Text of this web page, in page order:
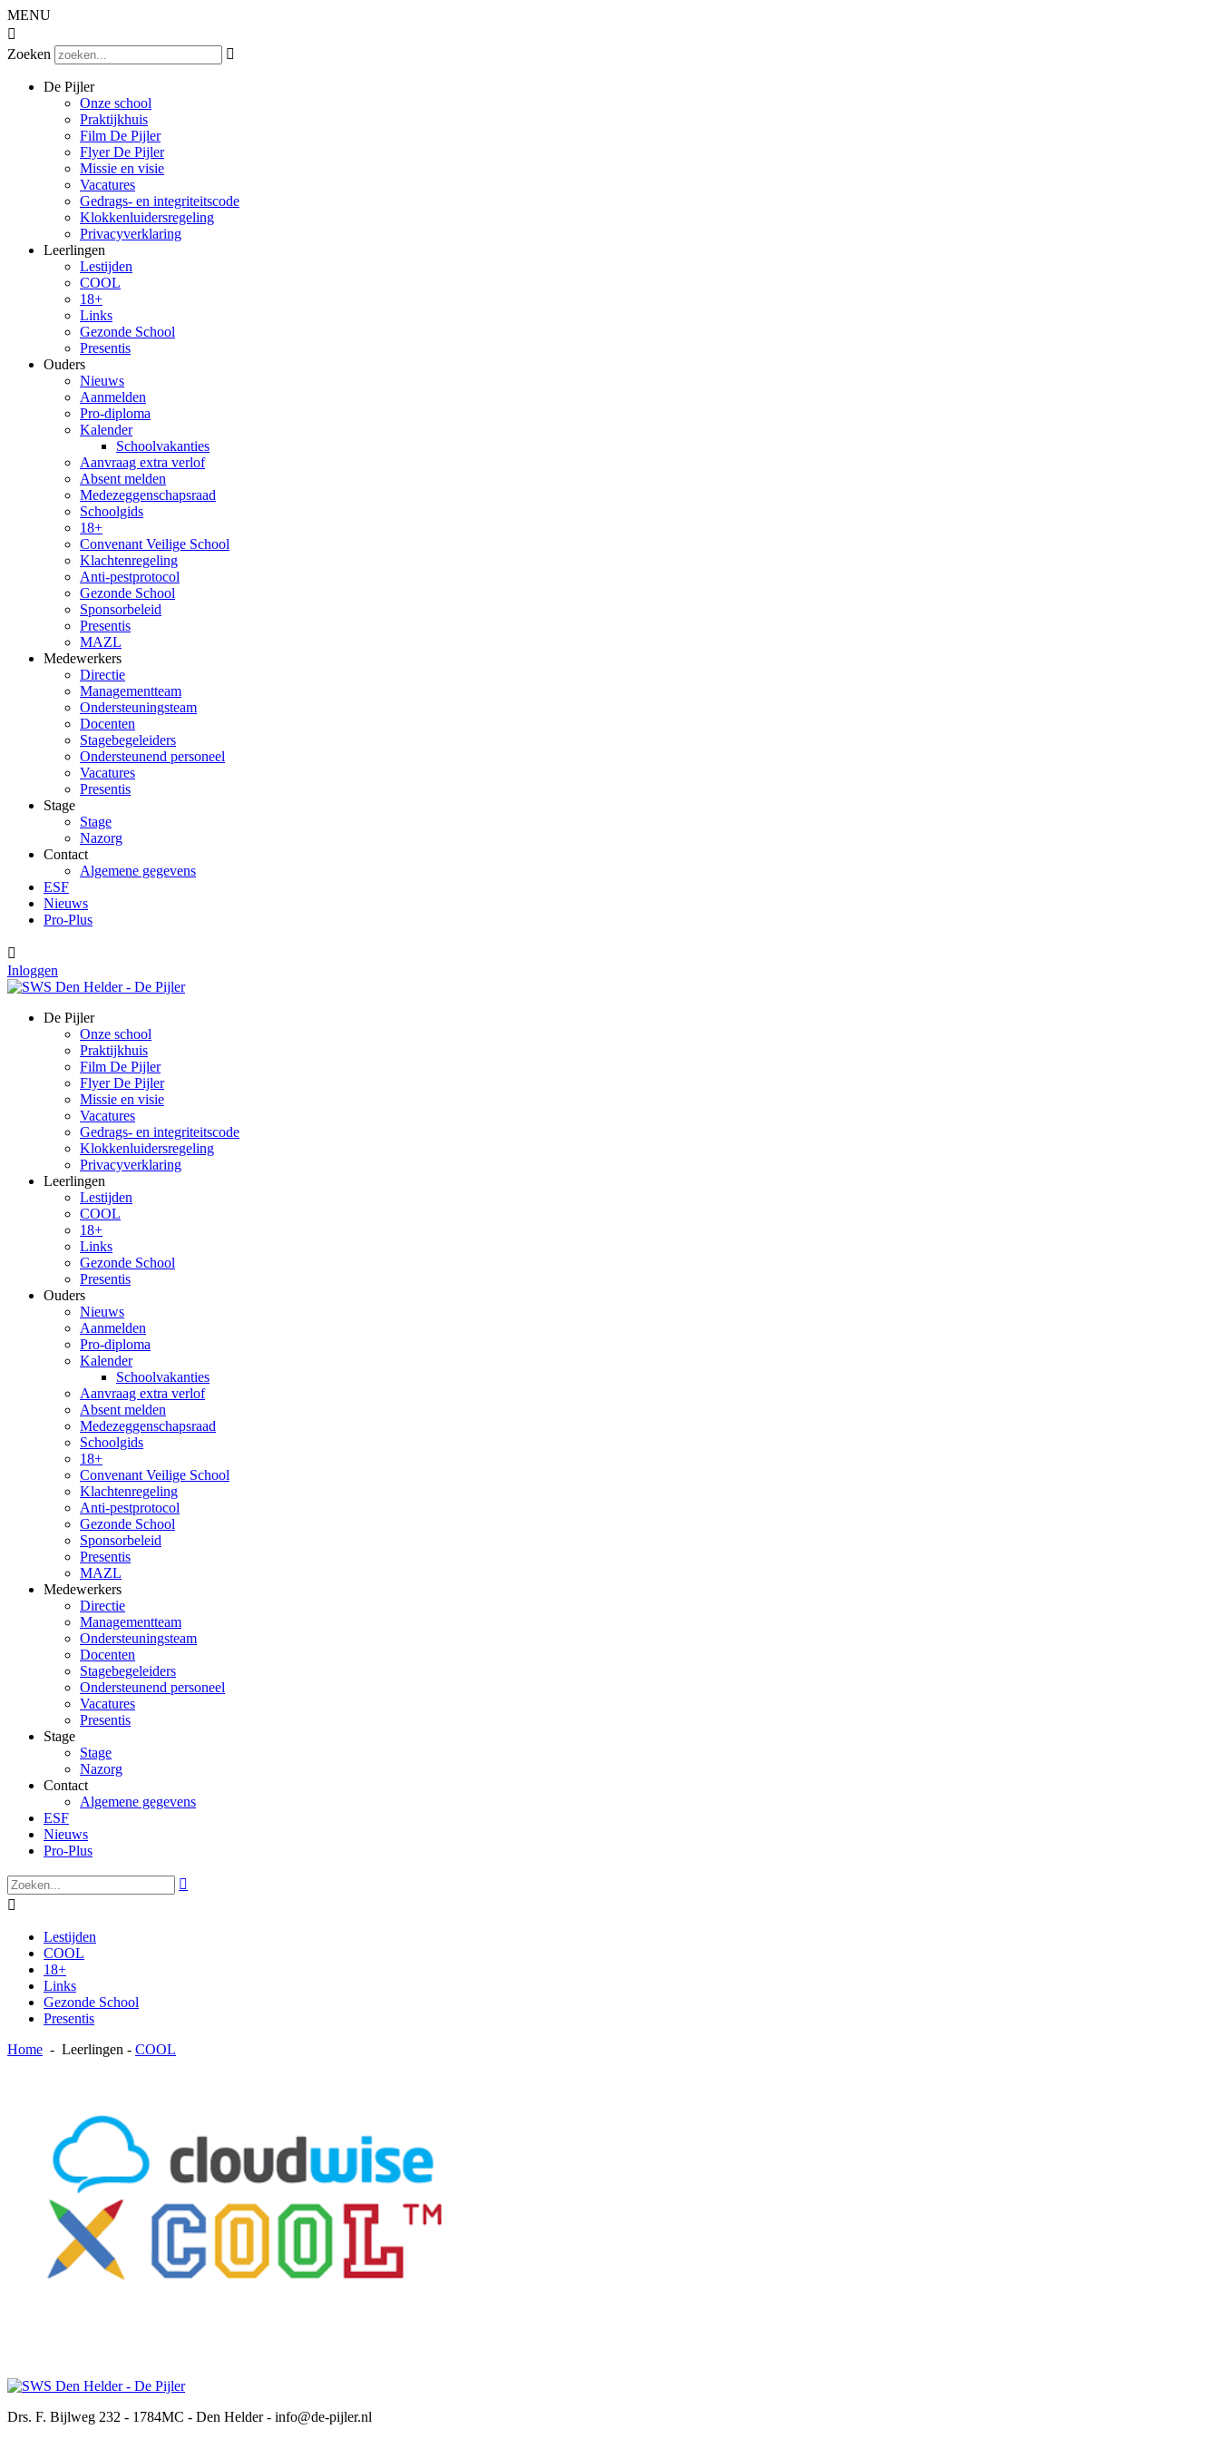
MENU

Zoeken

De Pijler
Onze school
Praktijkhuis
Film De Pijler
Flyer De Pijler
Missie en visie
Vacatures
Gedrags- en integriteitscode
Klokkenluidersregeling
Privacyverklaring
Leerlingen
Lestijden
COOL
18+
Links
Gezonde School
Presentis
Ouders
Nieuws
Aanmelden
Pro-diploma
Kalender
Schoolvakanties
Aanvraag extra verlof
Absent melden
Medezeggenschapsraad
Schoolgids
18+
Convenant Veilige School
Klachtenregeling
Anti-pestprotocol
Gezonde School
Sponsorbeleid
Presentis
MAZL
Medewerkers
Directie
Managementteam
Ondersteuningsteam
Docenten
Stagebegeleiders
Ondersteunend personeel
Vacatures
Presentis
Stage
Stage
Nazorg
Contact
Algemene gegevens
ESF
Nieuws
Pro-Plus

Inloggen
De Pijler
Onze school
Praktijkhuis
Film De Pijler
Flyer De Pijler
Missie en visie
Vacatures
Gedrags- en integriteitscode
Klokkenluidersregeling
Privacyverklaring
Leerlingen
Lestijden
COOL
18+
Links
Gezonde School
Presentis
Ouders
Nieuws
Aanmelden
Pro-diploma
Kalender
Schoolvakanties
Aanvraag extra verlof
Absent melden
Medezeggenschapsraad
Schoolgids
18+
Convenant Veilige School
Klachtenregeling
Anti-pestprotocol
Gezonde School
Sponsorbeleid
Presentis
MAZL
Medewerkers
Directie
Managementteam
Ondersteuningsteam
Docenten
Stagebegeleiders
Ondersteunend personeel
Vacatures
Presentis
Stage
Stage
Nazorg
Contact
Algemene gegevens
ESF
Nieuws
Pro-Plus


Lestijden
COOL
18+
Links
Gezonde School
Presentis
Home - Leerlingen - COOL
Drs. F. Bijlweg 232 - 1784MC - Den Helder - info@de-pijler.nl